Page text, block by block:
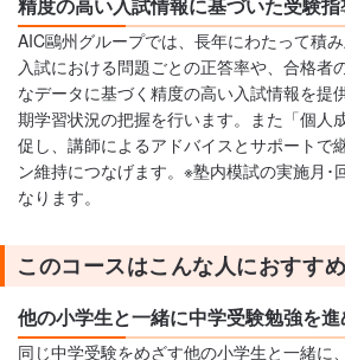
AIC鷗州グループでは、長年にわたって積
入試における問題ごとの正答率や、合格者
なデータに基づく精度の高い入試情報を提
期学習状況の把握を行います。また「個人
促し、講師によるアドバイスとサポートで
ン維持につなげます。※塾内模試の実施月･
なります。
このコースはこんな人におすすめ
他の小学生と一緒に中学受験勉強を
同じ中学受験をめざす他の小学生と一緒に